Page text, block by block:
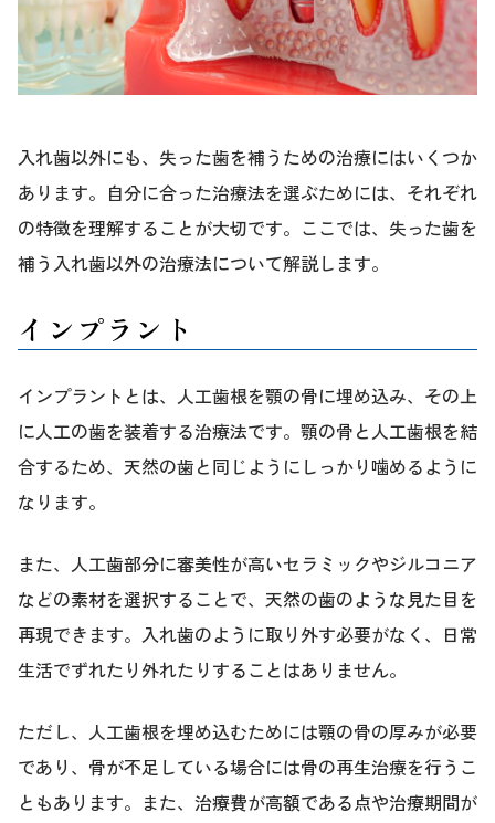
入れ歯以外にも、失った歯を補うための治療にはいくつか
あります。自分に合った治療法を選ぶためには、それぞれ
の特徴を理解することが大切です。ここでは、失った歯を
補う入れ歯以外の治療法について解説します。
インプラント
インプラントとは、人工歯根を顎の骨に埋め込み、その上
に人工の歯を装着する治療法です。顎の骨と人工歯根を結
合するため、天然の歯と同じようにしっかり噛めるように
なります。
また、人工歯部分に審美性が高いセラミックやジルコニア
などの素材を選択することで、天然の歯のような見た目を
再現できます。入れ歯のように取り外す必要がなく、日常
生活でずれたり外れたりすることはありません。
ただし、人工歯根を埋め込むためには顎の骨の厚みが必要
であり、骨が不足している場合には骨の再生治療を行うこ
ともあります。また、治療費が高額である点や治療期間が